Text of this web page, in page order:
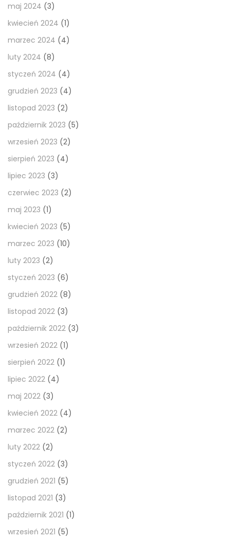
maj 2024 (3)
kwiecień 2024 (1)
marzec 2024 (4)
luty 2024 (8)
styczeń 2024 (4)
grudzień 2023 (4)
listopad 2023 (2)
październik 2023 (5)
wrzesień 2023 (2)
sierpień 2023 (4)
lipiec 2023 (3)
czerwiec 2023 (2)
maj 2023 (1)
kwiecień 2023 (5)
marzec 2023 (10)
luty 2023 (2)
styczeń 2023 (6)
grudzień 2022 (8)
listopad 2022 (3)
październik 2022 (3)
wrzesień 2022 (1)
sierpień 2022 (1)
lipiec 2022 (4)
maj 2022 (3)
kwiecień 2022 (4)
marzec 2022 (2)
luty 2022 (2)
styczeń 2022 (3)
grudzień 2021 (5)
listopad 2021 (3)
październik 2021 (1)
wrzesień 2021 (5)